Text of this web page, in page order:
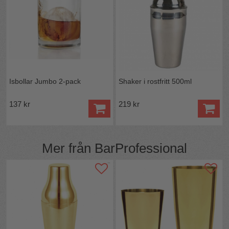
Isbollar Jumbo 2-pack
137 kr
Shaker i rostfritt 500ml
219 kr
Mer från BarProfessional